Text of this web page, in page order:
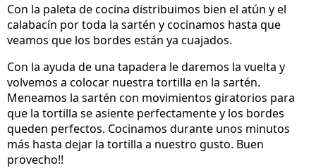
Con la paleta de cocina distribuimos bien el atún y el
calabacín por toda la sartén y cocinamos hasta que
veamos que los bordes están ya cuajados.
Con la ayuda de una tapadera le daremos la vuelta y
volvemos a colocar nuestra tortilla en la sartén.
Meneamos la sartén con movimientos giratorios para
que la tortilla se asiente perfectamente y los bordes
queden perfectos. Cocinamos durante unos minutos
más hasta dejar la tortilla a nuestro gusto. Buen
provecho!!